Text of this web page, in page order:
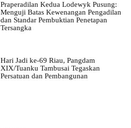
Praperadilan Kedua Lodewyk Pusung:
Menguji Batas Kewenangan Pengadilan
dan Standar Pembuktian Penetapan
Tersangka
Hari Jadi ke-69 Riau, Pangdam
XIX/Tuanku Tambusai Tegaskan
Persatuan dan Pembangunan